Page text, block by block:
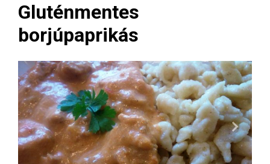
Gluténmentes
borjúpaprikás
Next